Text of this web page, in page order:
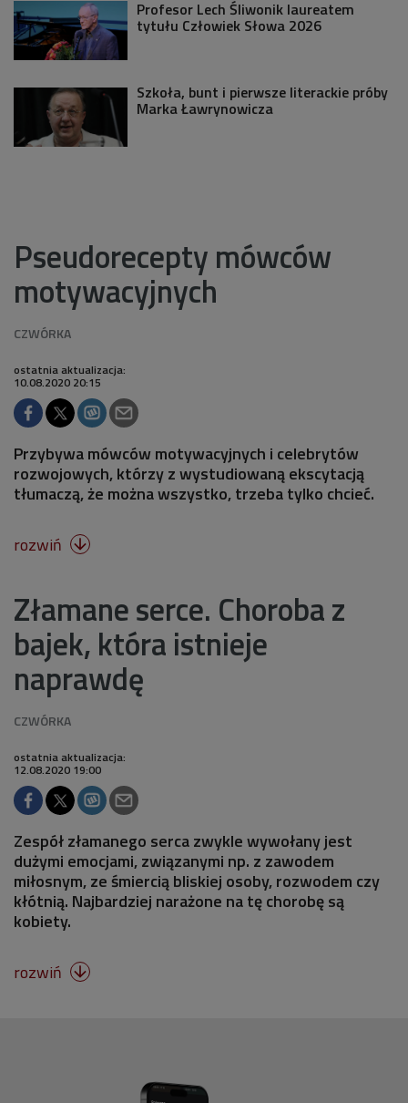
Profesor Lech Śliwonik laureatem
tytułu Człowiek Słowa 2026
Szkoła, bunt i pierwsze literackie próby
Marka Ławrynowicza
Pseudorecepty mówców
motywacyjnych
ostatnia aktualizacja:
10.08.2020 20:15
Przybywa mówców motywacyjnych i celebrytów
rozwojowych, którzy z wystudiowaną ekscytacją
tłumaczą, że można wszystko, trzeba tylko chcieć.
rozwiń 
Złamane serce. Choroba z
bajek, która istnieje
naprawdę
ostatnia aktualizacja:
12.08.2020 19:00
Zespół złamanego serca zwykle wywołany jest
dużymi emocjami, związanymi np. z zawodem
miłosnym, ze śmiercią bliskiej osoby, rozwodem czy
kłótnią. Najbardziej narażone na tę chorobę są
kobiety.
rozwiń 